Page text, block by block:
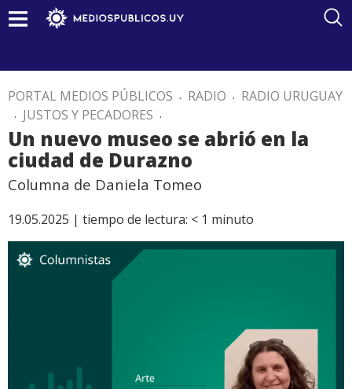
PORTAL MEDIOS PÚBLICOS . RADIO . RADIO URUGUAY
. JUSTOS Y PECADORES .
Un nuevo museo se abrió en la
ciudad de Durazno
Columna de Daniela Tomeo
19.05.2025 | tiempo de lectura: < 1 minuto